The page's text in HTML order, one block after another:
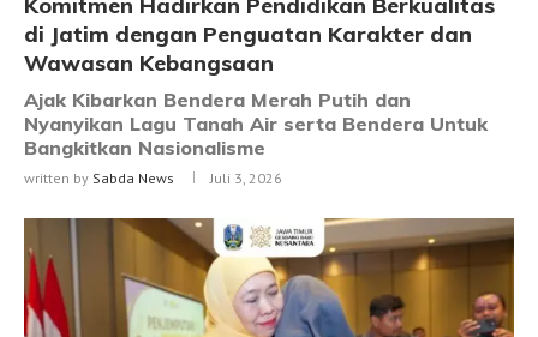
di Jatim dengan Penguatan Karakter dan
Wawasan Kebangsaan
Ajak Kibarkan Bendera Merah Putih dan
Nyanyikan Lagu Tanah Air serta Bendera Untuk
Bangkitkan Nasionalisme
written by Sabda News Juli 3, 2026